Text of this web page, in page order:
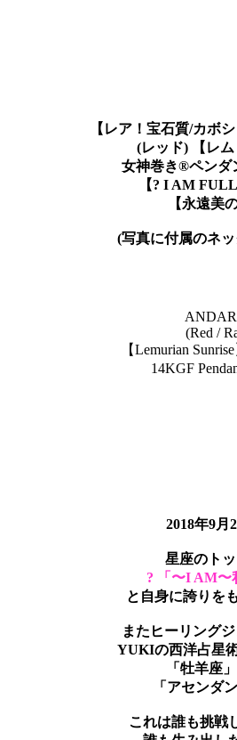
【レア！宝石質/カボ
(レッド) 【レム
女神巻き®︎ペンダ
【? I AM
【永遠美
(写真に付属のネ
(Red /
【Lemurian
14KGF
2018年9月
星座のト
? 「〜I AM〜
と自身に誇りを
またヒーリング
YUKIの西洋占星
「牡羊座
「アセンダ
これは誰も挑戦